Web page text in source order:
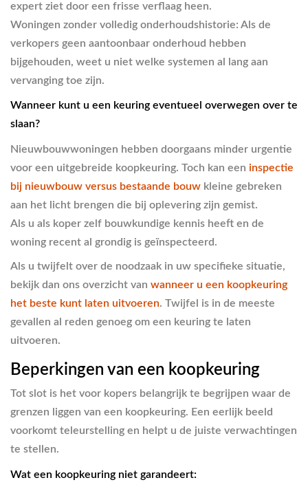
expert ziet door een frisse verflaag heen.
Woningen zonder volledig onderhoudshistorie: Als de
verkopers geen aantoonbaar onderhoud hebben
bijgehouden, weet u niet welke systemen al lang aan
vervanging toe zijn.
Wanneer kunt u een keuring eventueel overwegen over te
slaan?
Nieuwbouwwoningen hebben doorgaans minder urgentie
voor een uitgebreide koopkeuring. Toch kan een inspectie
bij nieuwbouw versus bestaande bouw kleine gebreken
aan het licht brengen die bij oplevering zijn gemist.
Als u als koper zelf bouwkundige kennis heeft en de
woning recent al grondig is geïnspecteerd.
Als u twijfelt over de noodzaak in uw specifieke situatie,
bekijk dan ons overzicht van wanneer u een koopkeuring
het beste kunt laten uitvoeren. Twijfel is in de meeste
gevallen al reden genoeg om een keuring te laten
uitvoeren.
Beperkingen van een koopkeuring
Tot slot is het voor kopers belangrijk te begrijpen waar de
grenzen liggen van een koopkeuring. Een eerlijk beeld
voorkomt teleurstelling en helpt u de juiste verwachtingen
te stellen.
Wat een koopkeuring niet garandeert: